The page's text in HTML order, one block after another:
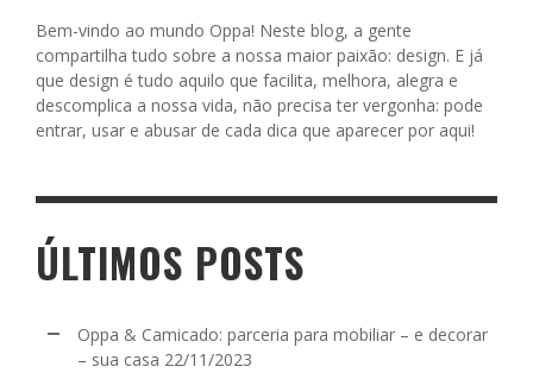
Bem-vindo ao mundo Oppa! Neste blog, a gente
compartilha tudo sobre a nossa maior paixão: design. E já
que design é tudo aquilo que facilita, melhora, alegra e
descomplica a nossa vida, não precisa ter vergonha: pode
entrar, usar e abusar de cada dica que aparecer por aqui!
ÚLTIMOS POSTS
Oppa & Camicado: parceria para mobiliar – e decorar
– sua casa 22/11/2023